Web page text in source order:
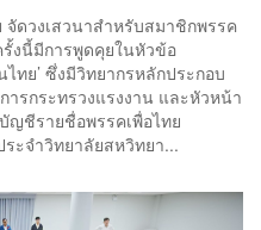
ดวงเสวนาสำหรับสมาชิกพรรค
รั้งนี้มีการพูดคุยในหัวข้อ
ไทย’ ซึ่งมีวิทยากรหลักประกอบ
รกระทรวงแรงงาน และหัวหน้า
ญชีรายชื่อพรรคเพื่อไทย
ะจำวิทยาลัยสหวิทยา...